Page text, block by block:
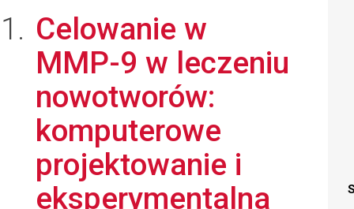
Celowanie w
MMP-9 w leczeniu
nowotworów:
komputerowe
projektowanie i
eksperymentalna